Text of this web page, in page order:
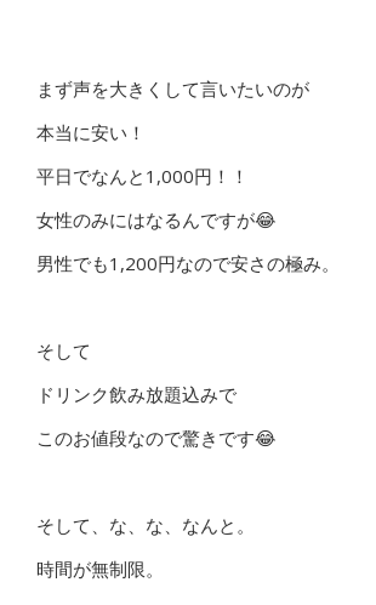
まず声を大きくして言いたいのが
本当に安い！
平日でなんと1,000円！！
女性のみにはなるんですが😂
男性でも1,200円なので安さの極み。
そして
ドリンク飲み放題込みで
このお値段なので驚きです😂
そして、な、な、なんと。
時間が無制限。